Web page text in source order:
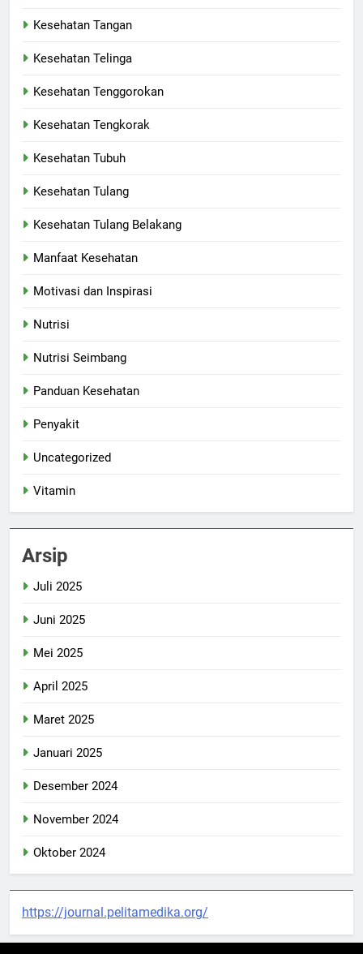
Kesehatan Tangan
Kesehatan Telinga
Kesehatan Tenggorokan
Kesehatan Tengkorak
Kesehatan Tubuh
Kesehatan Tulang
Kesehatan Tulang Belakang
Manfaat Kesehatan
Motivasi dan Inspirasi
Nutrisi
Nutrisi Seimbang
Panduan Kesehatan
Penyakit
Uncategorized
Vitamin
Arsip
Juli 2025
Juni 2025
Mei 2025
April 2025
Maret 2025
Januari 2025
Desember 2024
November 2024
Oktober 2024
https://journal.pelitamedika.org/